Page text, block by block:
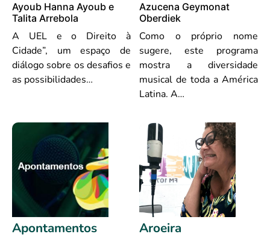
Ayoub Hanna Ayoub e
Talita Arrebola
A UEL e o Direito à
Cidade”, um espaço de
diálogo sobre os desafios e
as possibilidades…
Azucena Geymonat
Oberdiek
Como o próprio nome
sugere, este programa
mostra a diversidade
musical de toda a América
Latina. A…
Apontamentos Aroeira